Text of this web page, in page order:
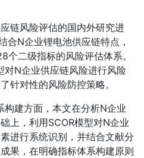
链风险评估的国内外研究进
合N企业锂电池供应链特点，
二级指标的风险评估体系。
N企业供应链风险进行风险
针对性的风险防控策略。
构建方面，本文在分析N企业
上，利用SCOR模型对N企业
进行系统识别，并结合文献分
果，在明确指标体系构建原则